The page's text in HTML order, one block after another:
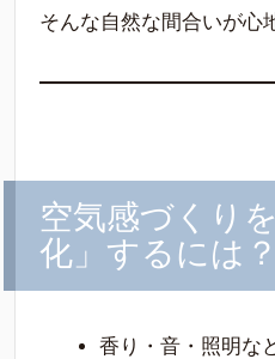
そんな自然な間合いが心
空気感づくり
化」するには？
香り・音・照明な